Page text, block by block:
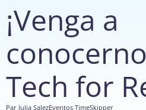
¡Venga a
Tech for
Par Julia SalezEventos TimeSkipper